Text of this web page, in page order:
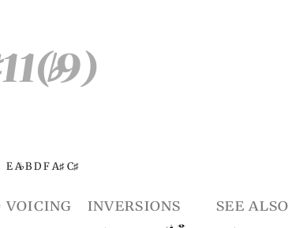
11(♭9)
E A♭B D F A♯ C♯
voicing inversions see also